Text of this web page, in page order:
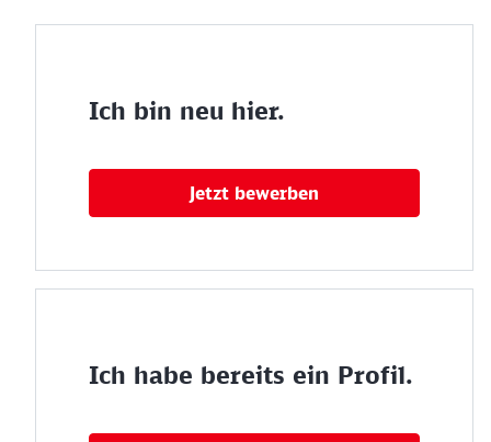
Ich bin neu hier.
Jetzt bewerben
Ich habe bereits ein Profil.